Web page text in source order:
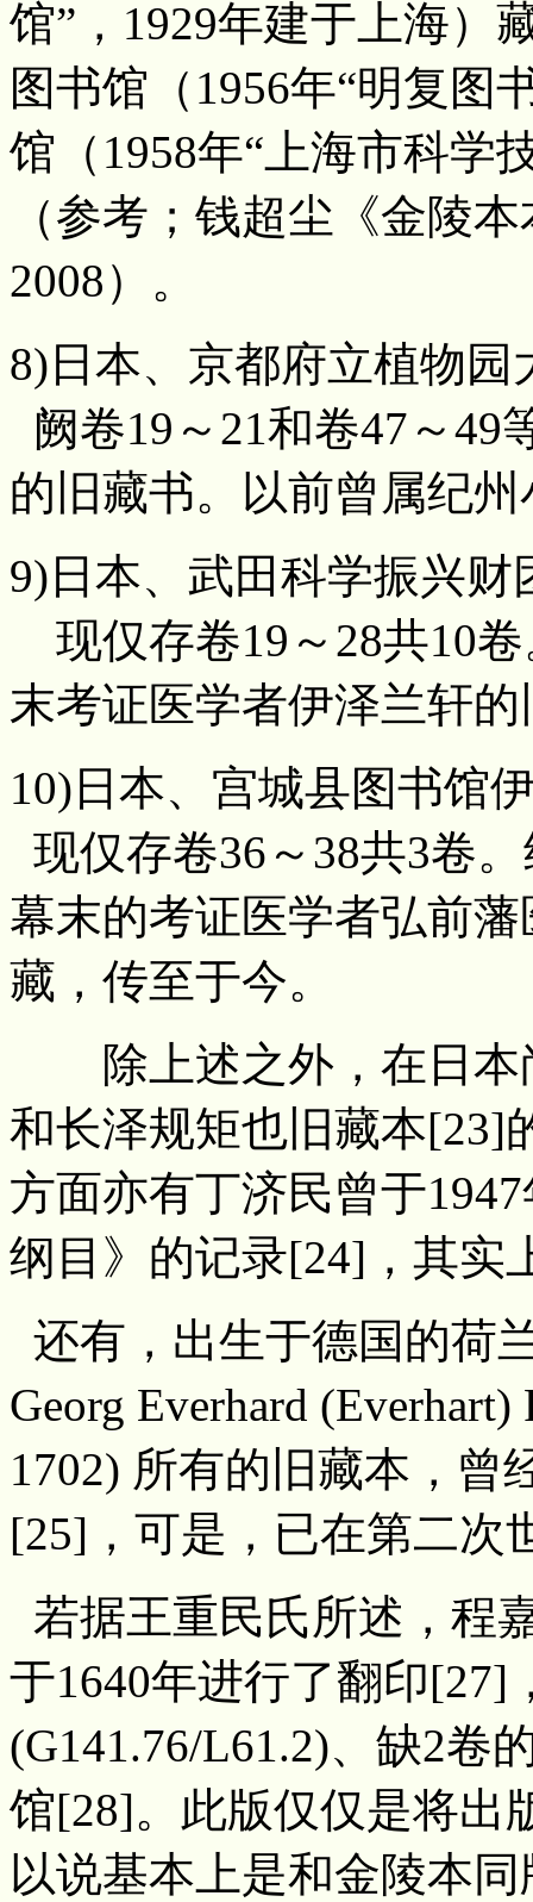
馆”，1929年建于上海）
图书馆（1956年“明复图
馆（1958年“上海市科学
（参考；钱超尘《金陵
2008）。
8)日本、京都府立植物
阙卷19～21和卷47～49
的旧藏书。以前曾属纪
9)日本、武田科学振兴
现仅存卷19～28共10
末考证医学者伊泽兰轩
10)日本、宫城县图书馆
现仅存卷36～38共3卷
幕末的考证医学者弘前
藏，传至于今。
除上述之外，在日本
和长泽规矩也旧藏本[23]
方面亦有丁济民曾于
纲目》的记录[24]，其实
还有，出生于德国的荷
Georg Everhard
1702) 所有的旧藏本，曾
[25]，可是，已在第二次
若据王重民氏所述，程
于1640年进行了翻印
(G141.76/L61.2)、缺2卷
馆[28]。此版仅仅是将出
以说基本上是和金陵本